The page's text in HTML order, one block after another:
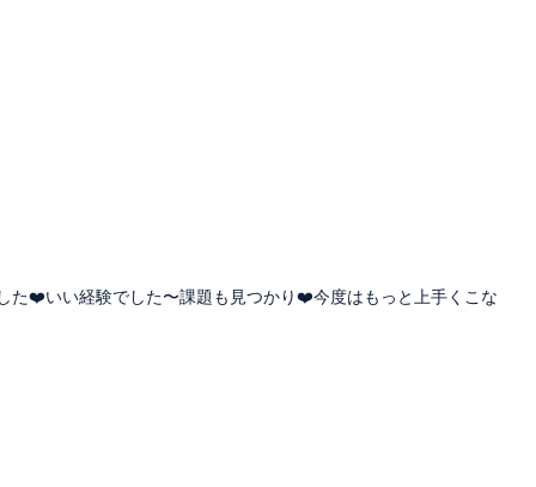
た❤️いい経験でした〜課題も見つかり❤️今度はもっと上手くこな